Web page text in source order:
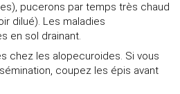
pucerons par temps très chaud
dilué). Les maladies
en sol drainant.
chez les alopecuroides. Si vous
coupez les épis avant